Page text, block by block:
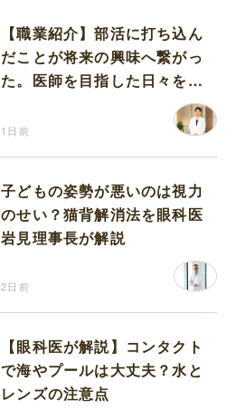
【職業紹介】部活に打ち込ん
だことが将来の興味へ繋がっ
た。医師を目指した日々を振
1日前
子どもの姿勢が悪いのは視力
のせい？猫背解消法を眼科医
岩見理事長が解説
2日前
【眼科医が解説】コンタクト
で海やプールは大丈夫？水と
レンズの注意点